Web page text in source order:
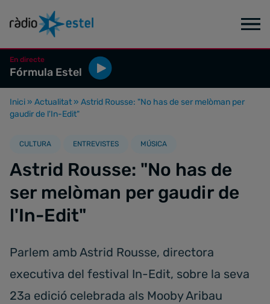
En directe
Fórmula Estel
Inici » Actualitat » Astrid Rousse: "No has de ser melòman per
gaudir de l'In-Edit"
CULTURA ENTREVISTES MÚSICA
Astrid Rousse: "No has de
ser melòman per gaudir de
l'In-Edit"
Parlem amb Astrid Rousse, directora
executiva del festival In-Edit, sobre la seva
23a edició celebrada als Mooby Aribau